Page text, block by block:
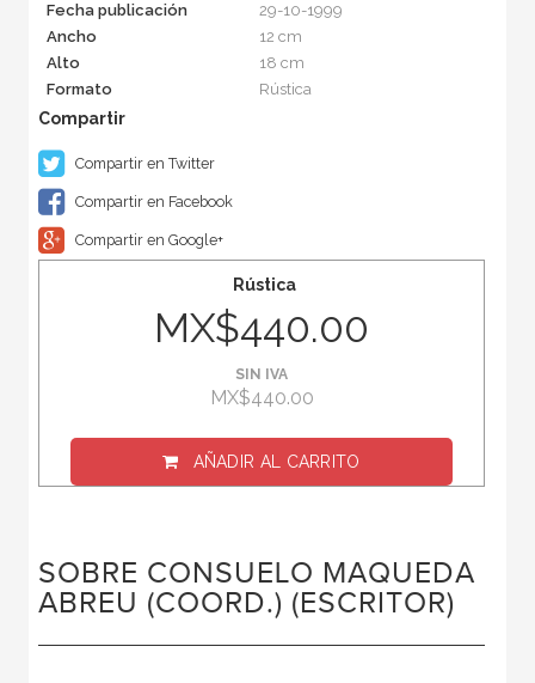
Fecha publicación
29-10-1999
Ancho
12 cm
Alto
18 cm
Formato
Rústica
Compartir en Twitter
Compartir en Facebook
Compartir en Google+
Rústica
MX$440.00
SIN IVA
MX$440.00
AÑADIR AL CARRITO
SOBRE CONSUELO MAQUEDA
ABREU (COORD.) (ESCRITOR)